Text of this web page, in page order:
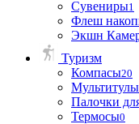
Сувениры1
Флеш
Экшн
Туризм
Компасы20
Мультитулы
Палочки
Термосы0